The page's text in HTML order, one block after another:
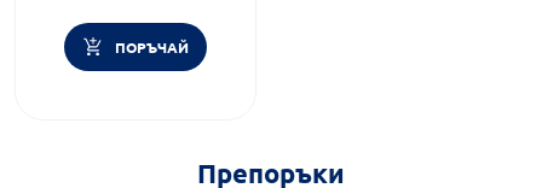
ПОРЪЧАЙ
Препоръки